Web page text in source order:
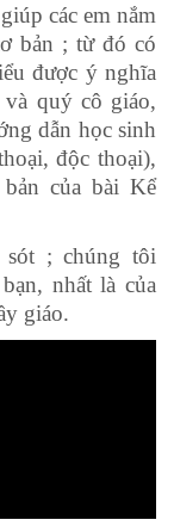
các em nắm
bản ; từ đó có
được ý nghĩa
quý cô giáo,
dẫn học sinh
độc thoại),
của bài Kể
sót ; chúng tôi
nhất là của
giáo.